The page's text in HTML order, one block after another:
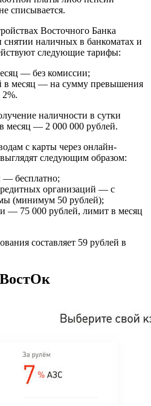
списывается.
Восточного Банка
снятии наличных в банкоматах и
следующие тарифы:
— без комиссии;
в месяц — на сумму превышения
2%.
наличности в сутки
месяц — 2 000 000 рублей.
с карты через онлайн-
следующим образом:
— бесплатно;
организаций — с
(минимум 50 рублей);
— 75 000 рублей, лимит в месяц
составляет 59 рублей в